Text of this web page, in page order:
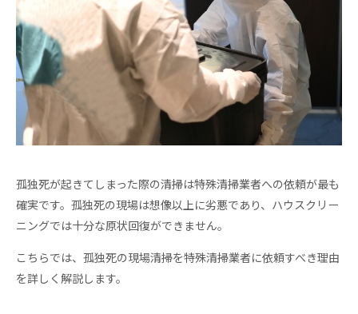
孤独死が起きてしまった際の清掃は特殊清掃業者への依頼が最も
確実です。孤独死の現場は想像以上に劣悪であり、ハウスクリー
ニングでは十分な原状回復ができません。
こちらでは、孤独死の現場清掃を特殊清掃業者に依頼すべき理由
を詳しく解説します。